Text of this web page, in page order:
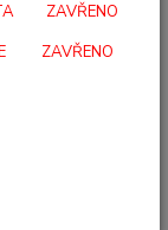
ZAVŘENO